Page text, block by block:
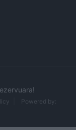
Powered by: